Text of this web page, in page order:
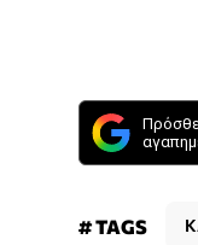
# TAGS